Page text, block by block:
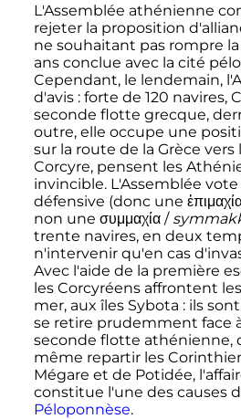
L'Assemblée athénienne
rejeter la proposition
ne souhaitant pas rompre
ans conclue avec la cité
Cependant, le lendemain,
d'avis : forte de 120 navires,
seconde flotte grecque,
outre, elle occupe une
sur la route de la Grèce vers
Corcyre, pensent les
invincible. L'Assemblée
défensive (donc une
non une συμμαχία /
trente navires, en deux
n'intervenir qu'en cas
Avec l'aide de la première
les Corcyréens affrontent
mer, aux îles Sybota : ils
se retire prudemment face
seconde flotte athénienne,
même repartir les
Mégare et de Potidée,
constitue l'une des causes
Péloponnèse.